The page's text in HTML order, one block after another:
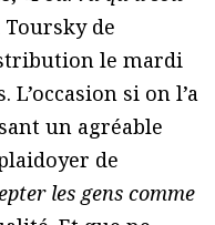
Toursky de
le mardi
L’occasion si on l’a
un agréable
de
les gens comme